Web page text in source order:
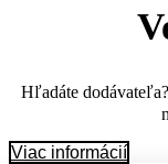
Hľadáte
Viac informácií